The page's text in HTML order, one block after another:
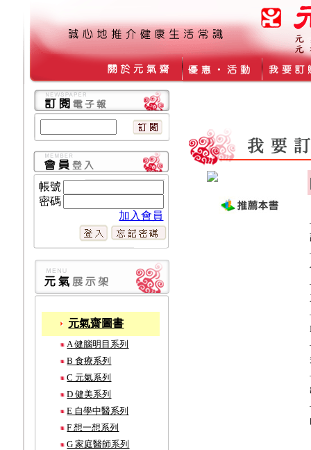
帳號
密碼
加入會員
元氣齋圖書
A 健腦明目系列
B 食療系列
C 元氣系列
D 健美系列
E 自學中醫系列
F 想一想系列
G 家庭醫師系列